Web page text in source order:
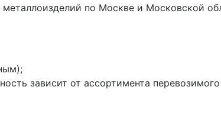
по Москве и Московской
зависит от ассортимента